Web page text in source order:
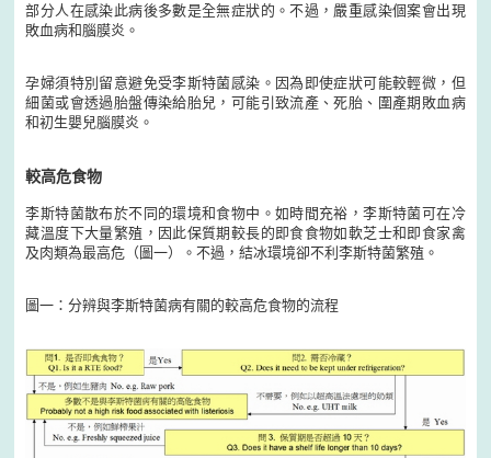
部分人在感染此病後多數是全無症狀的。不過，嚴重感染個案會出現
敗血病和腦膜炎。
孕婦須特別留意避免受李斯特菌感染。因為即使症狀可能較輕微，但
細菌或會透過胎盤傳染給胎兒，可能引致流產、死胎、圍產期敗血病
和初生嬰兒腦膜炎。
較高危食物
李斯特菌散布於不同的環境和食物中。如時間充裕，李斯特菌可在冷
藏溫度下大量繁殖，因此保質期較長的即食食物如軟芝士和即食家禽
及肉類為最高危（圖一）。不過，結冰環境卻不利李斯特菌繁殖。
圖一：分辨與李斯特菌病有關的較高危食物的流程